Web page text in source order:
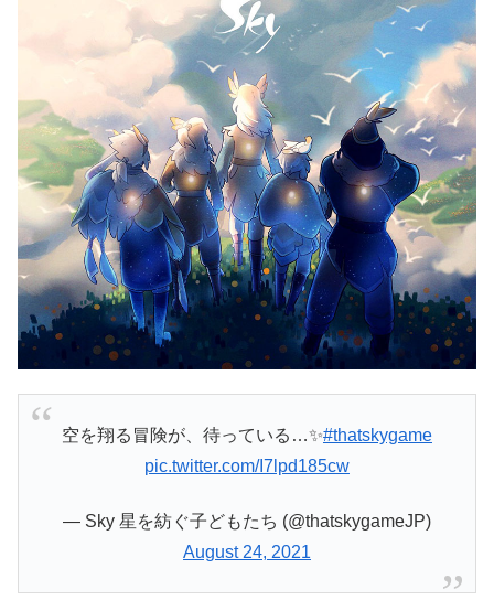
空を翔る冒険が、待っている…✨#thatskygame
pic.twitter.com/I7lpd185cw
— Sky 星を紡ぐ子どもたち (@thatskygameJP)
August 24, 2021